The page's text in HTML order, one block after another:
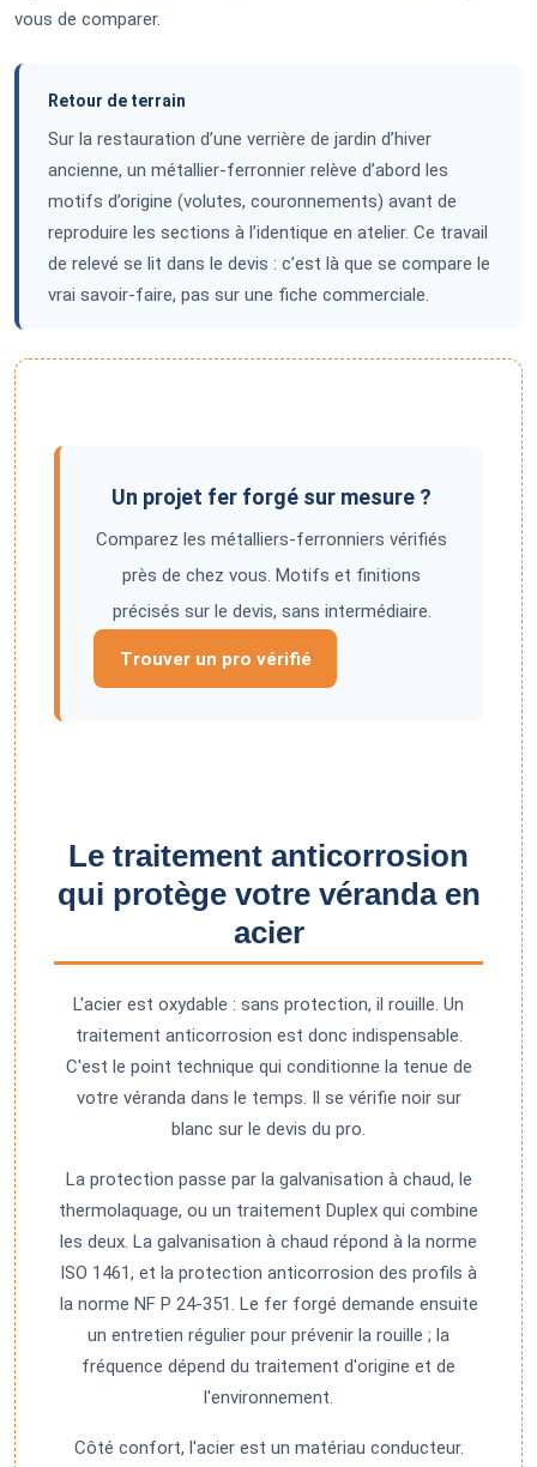
vous de comparer.
Retour de terrain
Sur la restauration d’une verrière de jardin d’hiver
ancienne, un métallier-ferronnier relève d’abord les
motifs d’origine (volutes, couronnements) avant de
reproduire les sections à l’identique en atelier. Ce travail
de relevé se lit dans le devis : c’est là que se compare le
vrai savoir-faire, pas sur une fiche commerciale.
Un projet fer forgé sur mesure ?
Comparez les métalliers-ferronniers vérifiés
près de chez vous. Motifs et finitions
précisés sur le devis, sans intermédiaire.
Trouver un pro vérifié
Le traitement anticorrosion
qui protège votre véranda en
acier
L'acier est oxydable : sans protection, il rouille. Un
traitement anticorrosion est donc indispensable.
C'est le point technique qui conditionne la tenue de
votre véranda dans le temps. Il se vérifie noir sur
blanc sur le devis du pro.
La protection passe par la galvanisation à chaud, le
thermolaquage, ou un traitement Duplex qui combine
les deux. La galvanisation à chaud répond à la norme
ISO 1461, et la protection anticorrosion des profils à
la norme NF P 24-351. Le fer forgé demande ensuite
un entretien régulier pour prévenir la rouille ; la
fréquence dépend du traitement d'origine et de
l'environnement.
Côté confort, l'acier est un matériau conducteur.